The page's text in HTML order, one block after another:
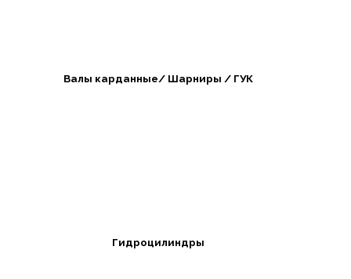
Валы карданные/ Шарниры / ГУК
Гидроцилиндры